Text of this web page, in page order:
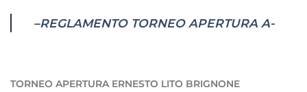
–REGLAMENTO TORNEO APERTURA A-
TORNEO APERTURA ERNESTO LITO BRIGNONE